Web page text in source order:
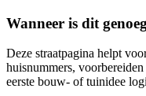
Wanneer is dit
Deze straatpagina helpt
huisnummers,
eerste bouw- of tuinidee